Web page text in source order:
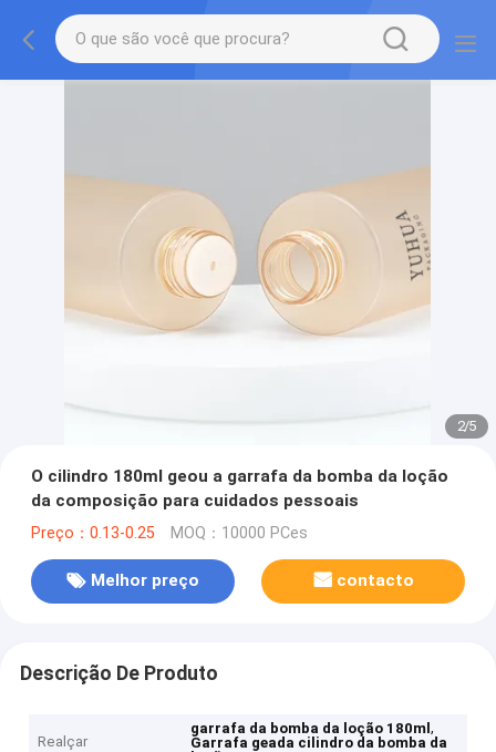
2/5
O cilindro 180ml geou a garrafa da bomba da loção
da composição para cuidados pessoais
Preço：0.13-0.25 MOQ：10000 PCes
Melhor preço contacto
Descrição De Produto
Realçar
garrafa da bomba da loção 180ml,
Garrafa geada cilindro da bomba da